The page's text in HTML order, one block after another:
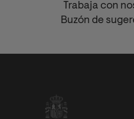
Trabaja con
Buzón de